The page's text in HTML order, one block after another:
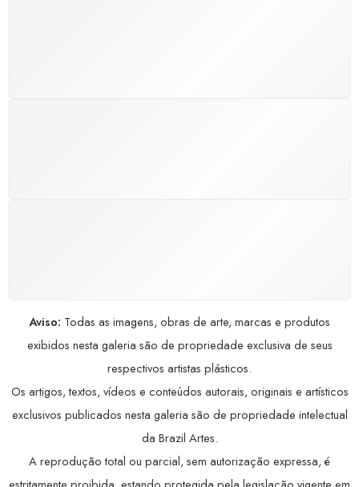
Aviso: Todas as imagens, obras de arte, marcas e produtos
exibidos nesta galeria são de propriedade exclusiva de seus
respectivos artistas plásticos.
Os artigos, textos, vídeos e conteúdos autorais, originais e artísticos
exclusivos publicados nesta galeria são de propriedade intelectual
da Brazil Artes.
A reprodução total ou parcial, sem autorização expressa, é